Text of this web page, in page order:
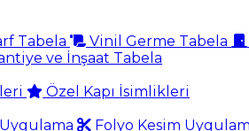
Tabela Vinil Germe Tabela
ve İnşaat Tabela
Özel Kapı İsimlikleri
Folyo Kesim